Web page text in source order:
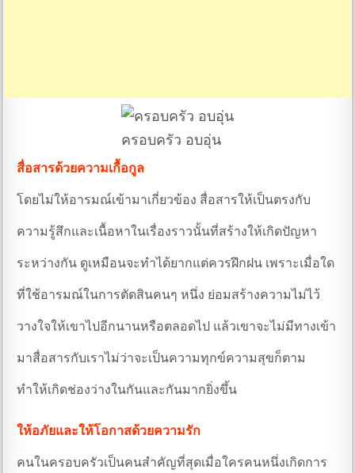
ครอบครัว อบอุ่น
สื่อสารด้วยความเกื้อกูล
โดยไม่ให้อารมณ์เข้ามาเกี่ยวข้อง สื่อสารให้เป็นตรงกับ
ความรู้สึกและเนื้อหาในเรื่องราวนั้นที่สร้างให้เกิดปัญหา
ระหว่างกัน ดูเหมือนจะทำได้ยากแต่ควรฝึกฝน เพราะเมื่อใด
ที่ใช้อารมณ์ในการตัดสินคนๆ หนึ่ง ย่อมสร้างความไม่ไว้
วางใจให้เขาไปอีกนานหรือตลอดไป แล้วเขาจะไม่มีทางเข้า
มาสื่อสารกับเราไม่ว่าจะเป็นความทุกข์ความสุขก็ตาม
ทำให้เกิดช่องว่างในกันและกันมากยิ่งขึ้น
ให้อภัยและให้โอกาสด้วยความรัก
คนในครอบครัวเป็นคนสำคัญที่สุดเมื่อใครคนหนึ่งเกิดการ